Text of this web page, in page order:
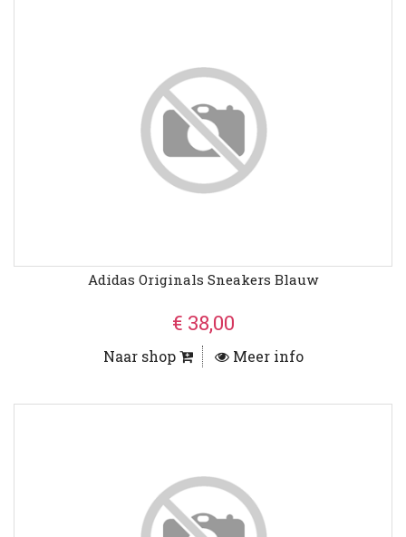
Adidas Originals Sneakers Blauw
€ 38,00
Naar shop Meer info